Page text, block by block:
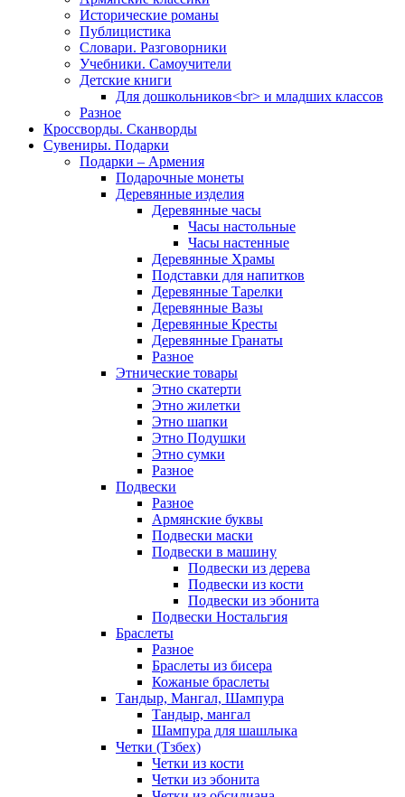
Исторические романы
Публицистика
Словари. Разговорники
Учебники. Самоучители
Детские книги
Для дошкольников<br> и младших классов
Разное
Кроссворды. Сканворды
Сувениры. Подарки
Подарки – Армения
Подарочные монеты
Деревянные изделия
Деревянные часы
Часы настольные
Часы настенные
Деревянные Храмы
Подставки для напитков
Деревянные Тарелки
Деревянные Вазы
Деревянные Кресты
Деревянные Гранаты
Разное
Этнические товары
Этно скатерти
Этно жилетки
Этно шапки
Этно Подушки
Этно сумки
Разное
Подвески
Разное
Армянские буквы
Подвески маски
Подвески в машину
Подвески из дерева
Подвески из кости
Подвески из эбонита
Подвески Ностальгия
Браслеты
Разное
Браслеты из бисера
Кожаные браслеты
Тандыр, Мангал, Шампура
Тандыр, мангал
Шампура для шашлыка
Четки (Тзбех)
Четки из кости
Четки из эбонита